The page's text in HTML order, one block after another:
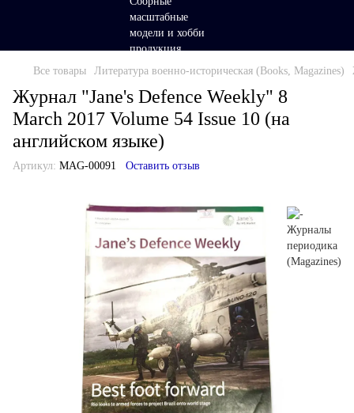
Все товары Литература военно-историческая (Books, Magazines)
Журнал "Jane's Defence Weekly" 8
March 2017 Volume 54 Issue 10 (на
английском языке)
Артикул: MAG-00091 Оставить отзыв